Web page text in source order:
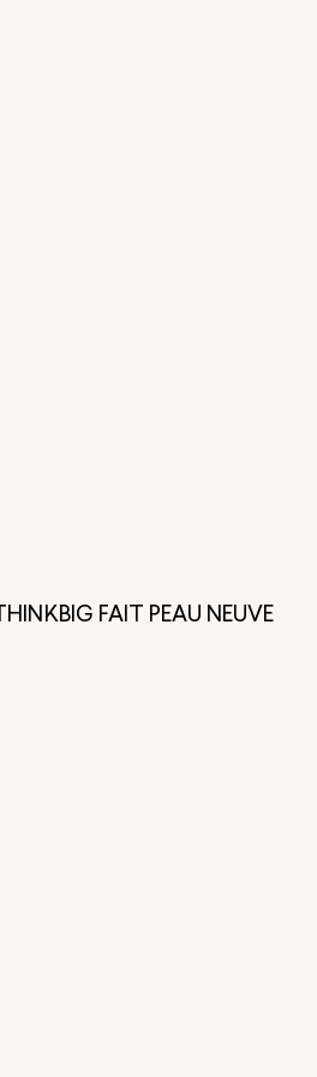
THINKBIG FAIT PEAU NEUVE